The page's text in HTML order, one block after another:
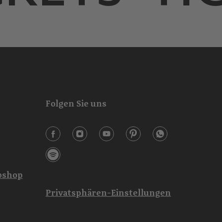
Folgen Sie uns
Privatsphären-Einstellungen